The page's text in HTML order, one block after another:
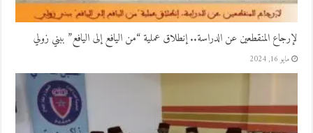
لإرجاع المنقطعين عن الدراسة.. إنطلاق عملية “من اليافع إلى اليافع” ببني زولي
مايو 16, 2024